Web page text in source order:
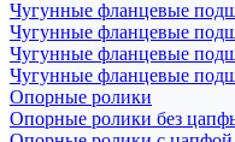
Чугунные фланцевые
Чугунные фланцевые
Чугунные фланцевые
Чугунные фланцевые
Опорные ролики
Опорные ролики без